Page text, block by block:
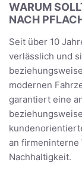
WARUM
NACH
Seit über 10
verlässlich und
modernen
garantiert eine
an firmeninterne
Nachhaltigkeit.